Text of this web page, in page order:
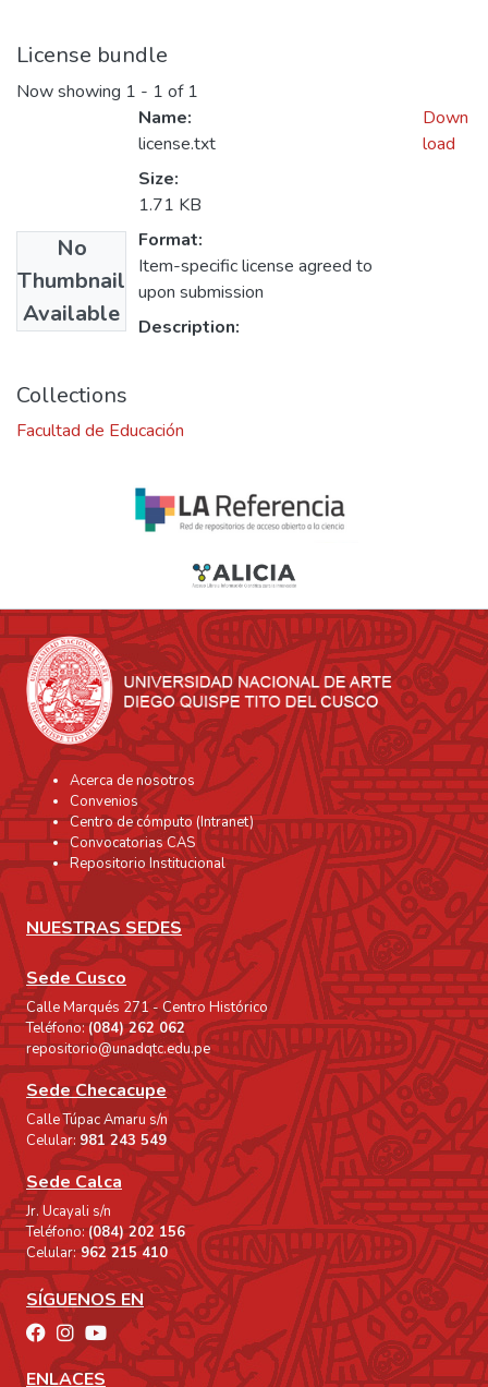
License bundle
Now showing 1 - 1 of 1
No
Thumbnail
Available
Name:
license.txt
Size:
1.71 KB
Format:
Item-specific license agreed to
upon submission
Description:
Down
load
Collections
Facultad de Educación
Acerca de nosotros
Convenios
Centro de cómputo (Intranet)
Convocatorias CAS
Repositorio Institucional
NUESTRAS SEDES
Sede Cusco
Calle Marqués 271 - Centro Histórico
Teléfono:(084) 262 062
repositorio@unadqtc.edu.pe
Sede Checacupe
Calle Túpac Amaru s/n
Celular: 981 243 549
Sede Calca
Jr. Ucayali s/n
Teléfono:(084) 202 156
Celular:962 215 410
SÍGUENOS EN
ENLACES